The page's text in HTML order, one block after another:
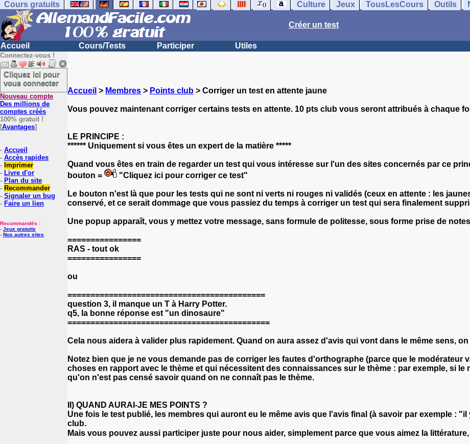
Cours gratuits Culture Jeux TousLesCours Outils
Créer un test
Accueil Cours/Tests Participer Utiles
Connectez-vous !
Cliquez ici pour
vous connecter
Nouveau compte
Des millions de
comptes créés
100% gratuit !
[Avantages]
- Accueil
- Accès rapides
- Imprimer
- Livre d'or
- Plan du site
- Recommander
- Signaler un bug
- Faire un lien
Recommandés :
- Jeux gratuits
- Nos autres sites
Accueil > Membres > Points club > Corriger un test en attente jaune
Vous pouvez maintenant corriger certains tests en attente. 10 pts club vous seront attribués à chaque
LE PRINCIPE :
****** Uniquement si vous êtes un expert de la matière *****
Quand vous êtes en train de regarder un test qui vous intéresse sur l'un des sites concernés par ce
bouton =
"Cliquez ici pour corriger ce test"
Le bouton n'est là que pour les tests qui ne sont ni verts ni rouges ni validés (ceux en attente : les
conservé, et ce serait dommage que vous passiez du temps à corriger un test qui sera finalement
Une popup apparaît, vous y mettez votre message, sans formule de politesse, sous forme prise de
================
RAS - tout ok
================
ou
===========================================
question 3, il manque un T à Harry Potter.
q5, la bonne réponse est "un dinosaure"
============================================
Cela nous aidera à valider plus rapidement. Quand on aura assez d'avis qui vont dans le même sens,
Notez bien que je ne vous demande pas de corriger les fautes d'orthographe (parce que le modérateur
choses en rapport avec le thème et qui nécessitent des connaissances sur le thème : par exemple, si
qu'on n'est pas censé savoir quand on ne connaît pas le thème.
II) QUAND AURAI-JE MES POINTS ?
Une fois le test publié, les membres qui auront eu le même avis que l'avis final (à savoir par exemple :
club.
Mais vous pouvez aussi participer juste pour nous aider, simplement parce que vous aimez la